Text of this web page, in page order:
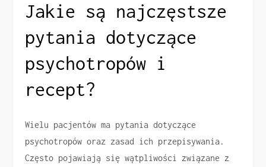
Jakie są najczęstsze
pytania dotyczące
psychotropów i
recept?
Wielu pacjentów ma pytania dotyczące
psychotropów oraz zasad ich przepisywania.
Często pojawiają się wątpliwości związane z